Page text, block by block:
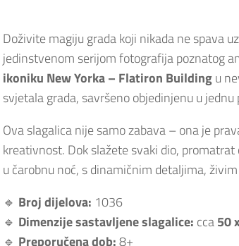
Flatiron
NYC
1036
kom
količina
Doživite magiju grada koji nikada ne spava
jedinstvenom serijom fotografija poznatog
ikoniku New Yorka – Flatiron Buildingu
svjetala grada, savršeno objedinjenu u
Ova slagalica nije samo zabava – ona je
kreativnost. Dok slažete svaki dio,
u čarobnu noć, s dinamičnim detaljima,
🔹 Broj dijelova: 1036
🔹 Dimenzije sastavljene slagalice: cca50
🔹 Preporučena dob:8+